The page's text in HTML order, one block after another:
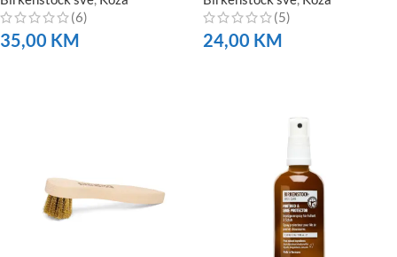
(6)
35,00 KM
(5)
24,00 KM